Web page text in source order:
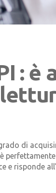
: è
di
e risponde